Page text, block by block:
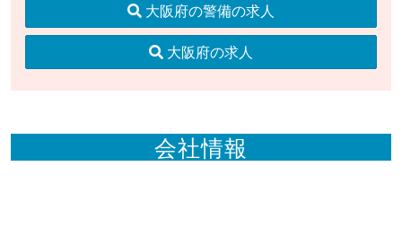
大阪府の警備の求人
大阪府の求人
会社情報